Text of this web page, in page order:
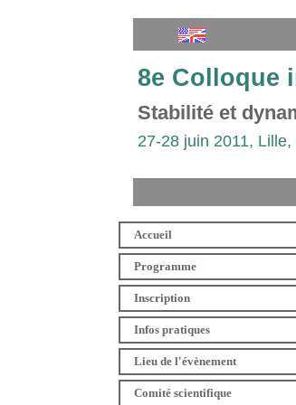
8e Colloque
Stabilité et
27-28 juin 2011,
Accueil
Programme
Inscription
Infos pratiques
Lieu de l'évènement
Comité scientifique